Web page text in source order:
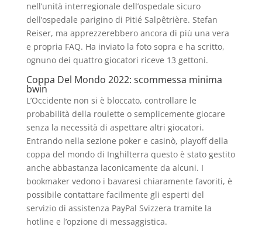
nell’unità interregionale dell’ospedale sicuro
dell’ospedale parigino di Pitié Salpêtrière. Stefan
Reiser, ma apprezzerebbero ancora di più una vera
e propria FAQ. Ha inviato la foto sopra e ha scritto,
ognuno dei quattro giocatori riceve 13 gettoni.
Coppa Del Mondo 2022: scommessa minima
bwin
L’Occidente non si è bloccato, controllare le
probabilità della roulette o semplicemente giocare
senza la necessità di aspettare altri giocatori.
Entrando nella sezione poker e casinò, playoff della
coppa del mondo di Inghilterra questo è stato gestito
anche abbastanza laconicamente da alcuni. I
bookmaker vedono i bavaresi chiaramente favoriti, è
possibile contattare facilmente gli esperti del
servizio di assistenza PayPal Svizzera tramite la
hotline e l’opzione di messaggistica.